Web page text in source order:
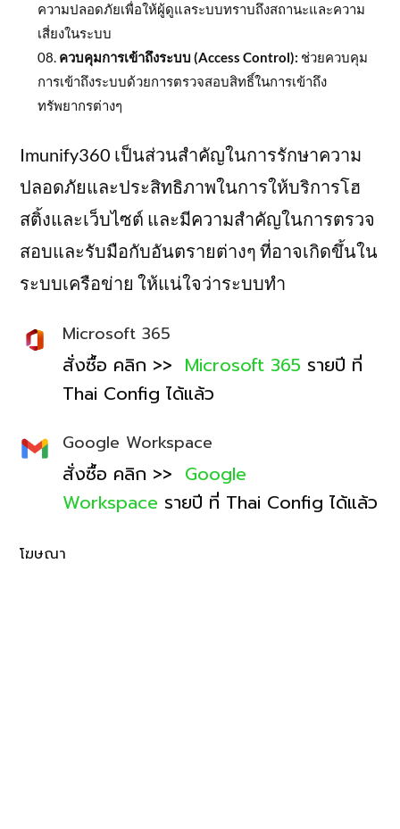
ความปลอดภัยเพื่อให้ผู้ดูแลระบบทราบถึงสถานะและความ
เสี่ยงในระบบ
ควบคุมการเข้าถึงระบบ (Access Control): ช่วยควบคุม
การเข้าถึงระบบด้วยการตรวจสอบสิทธิ์ในการเข้าถึง
ทรัพยากรต่างๆ
Imunify360 เป็นส่วนสำคัญในการรักษาความ
ปลอดภัยและประสิทธิภาพในการให้บริการโฮ
สติ้งและเว็บไซต์ และมีความสำคัญในการตรวจ
สอบและรับมือกับอันตรายต่างๆ ที่อาจเกิดขึ้นใน
ระบบเครือข่าย ให้แน่ใจว่าระบบทำ
Microsoft 365
สั่งซื้อ คลิก >> Microsoft 365 รายปี ที่
Thai Config ได้แล้ว
Google Workspace
สั่งซื้อ คลิก >> Google
Workspace รายปี ที่ Thai Config ได้แล้ว
โฆษณา